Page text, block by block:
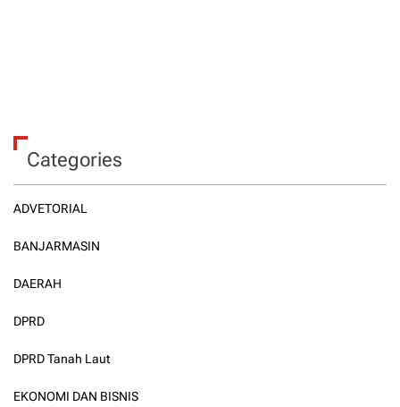
Categories
ADVETORIAL
BANJARMASIN
DAERAH
DPRD
DPRD Tanah Laut
EKONOMI DAN BISNIS